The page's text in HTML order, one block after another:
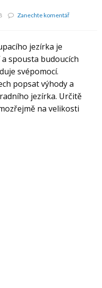
Zanechte komentářPostavte
jezírka je
spousta budoucích
svépomocí.
popsat výhody a
jezírka. Určitě
na velikosti